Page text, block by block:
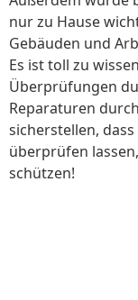
nur zu Hause
Gebäuden und
Es ist toll zu
Überprüfungen
Reparaturen
sicherstellen,
überprüfen
schützen!